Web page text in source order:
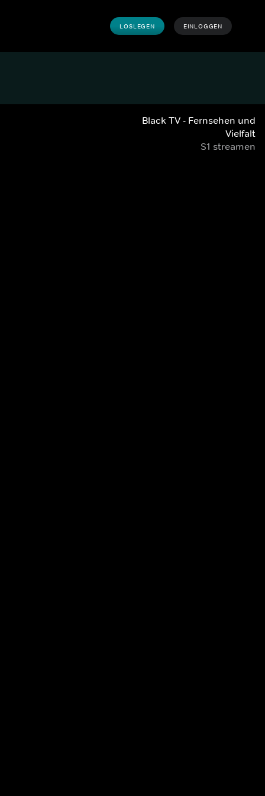
LOSLEGEN EINLOGGEN
Black TV - Fernsehen und
Vielfalt
S1 streamen